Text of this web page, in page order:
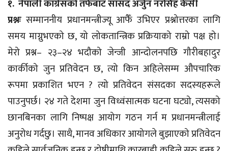
१. नेपाली कांग्रेसको तर्फबाट सांसद अर्जुन नरसिंह केसी
प्रश्नः सम्माननीय प्रधानमन्त्रीज्यू आफैँ उभिएर प्रश्नोत्तरका लागि
समय माग्नुभएको छ, यो लोकतान्त्रिक प्रक्रियाको राम्रो पक्ष हो।
मेरो प्रश्न– २३–२४ भदौको जेन्जी आन्दोलनपछि गौरीबहादुर
कार्कीको जुन प्रतिवेदन छ, त्यो किन अहिलेसम्म औपचारिक
रूपमा प्रकाशित भएन ? त्यो प्रतिवेदन संसदका सदस्यहरूले
पाउनुपर्छ। २४ गते देशमा जुन विध्वंसात्मक घटना घट्यो, त्यसको
छानबिनका लागि निष्पक्ष आयोग गठन गर्न म प्रधानमन्त्रीलाई
अनुरोध गर्दछु। साथै, मानव अधिकार आयोगले बुझाएको प्रतिवेदन